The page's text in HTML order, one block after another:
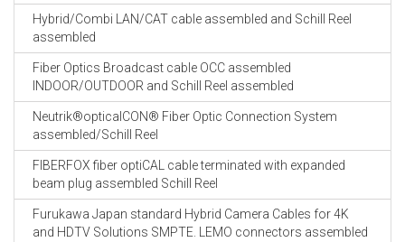
Hybrid/Combi LAN/CAT cable assembled and Schill Reel
assembled
Fiber Optics Broadcast cable OCC assembled
INDOOR/OUTDOOR and Schill Reel assembled
Neutrik®opticalCON® Fiber Optic Connection System
assembled/Schill Reel
FIBERFOX fiber optiCAL cable terminated with expanded
beam plug assembled Schill Reel
Furukawa Japan standard Hybrid Camera Cables for 4K
and HDTV Solutions SMPTE. LEMO connectors assembled